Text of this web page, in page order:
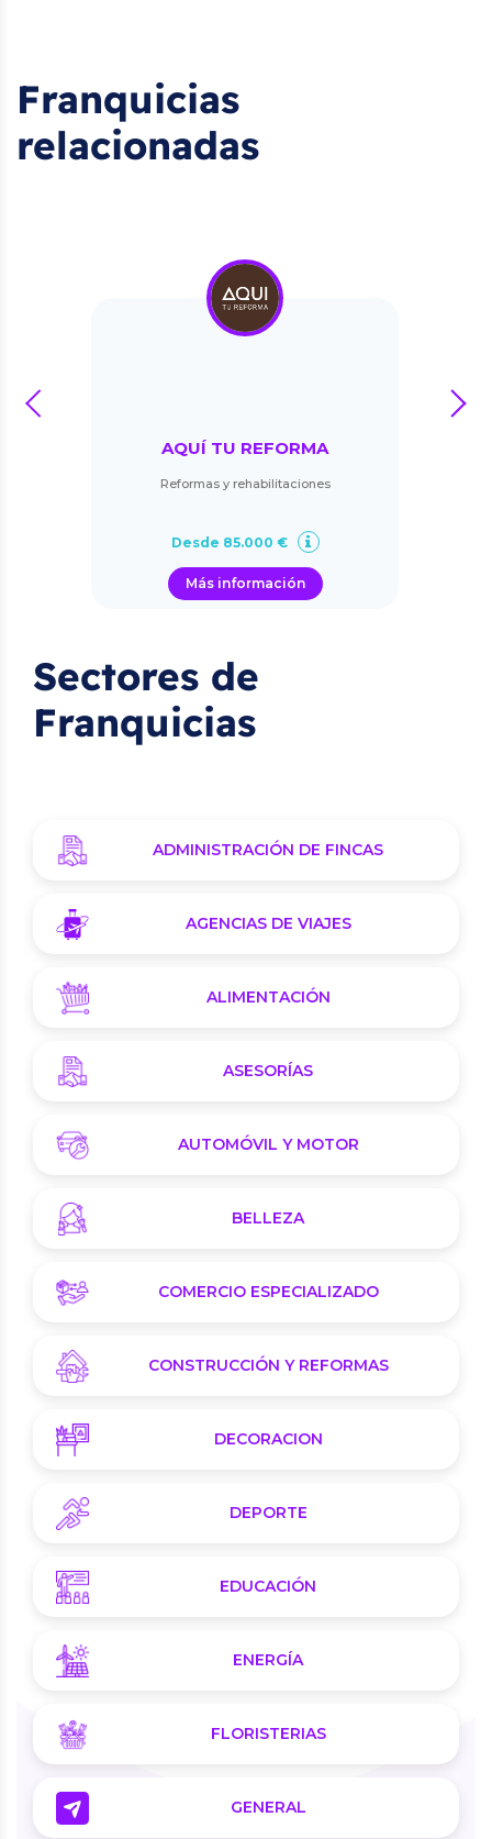
Franquicias
relacionadas
AQUÍ TU REFORMA
Reformas y rehabilitaciones
Desde 85.000 €
Más información
prev next
Sectores de
Franquicias
ADMINISTRACIÓN DE FINCAS
AGENCIAS DE VIAJES
ALIMENTACIÓN
ASESORÍAS
AUTOMÓVIL Y MOTOR
BELLEZA
COMERCIO ESPECIALIZADO
CONSTRUCCIÓN Y REFORMAS
DECORACION
DEPORTE
EDUCACIÓN
ENERGÍA
FLORISTERIAS
GENERAL